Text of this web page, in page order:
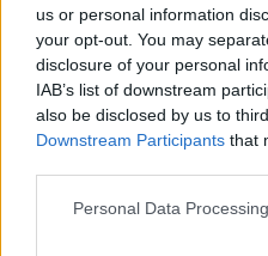
us or personal information
your opt-out. You may
disclosure of your personal
IAB’s list of downstream
also be disclosed by us to
Downstream Participants that
Please note that this website/
Personal Data
A IMPORTÂNCIA DO
Uma das consequências
que a transformação digital